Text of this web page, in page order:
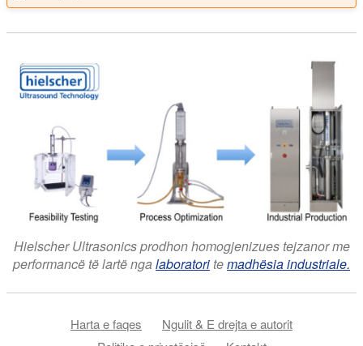
Hielscher Ultrasonics prodhon homogjenizues tejzanor me
performancë të lartë ngalaboratori temadhësia industriale.
Harta e faqes
Ngulit & E drejta e autorit